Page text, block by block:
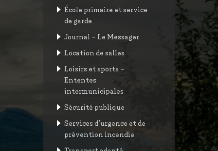
École primaire et service
de garde
Journal – Le Messager
Location de salles
Loisirs et sports –
Ententes
intermunicipales
Sécurité publique
Services d’urgence et de
prévention incendie